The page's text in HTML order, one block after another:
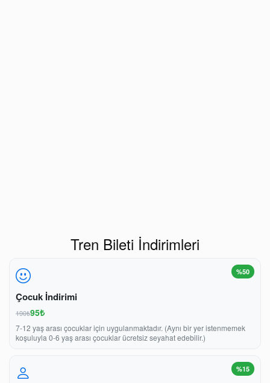
Tren Bileti İndirimleri
%50
Çocuk İndirimi
190₺95₺
7-12 yaş arası çocuklar için uygulanmaktadır. (Aynı bir yer istenmemek
koşuluyla 0-6 yaş arası çocuklar ücretsiz seyahat edebilir.)
%15